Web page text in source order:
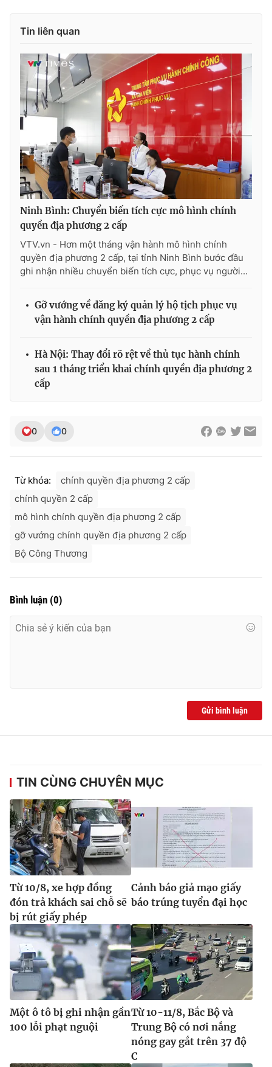
Liên hệ quảng cáo:
® Cấm sao chép dưới mọi hình thức nếu không có sự chấp
thuận bằng văn bản. Ghi rõ nguồn VTV.vn khi phát hành lại
Tin liên quan
Ninh Bình: Chuyển biến tích cực mô hình chính
quyền địa phương 2 cấp
VTV.vn - Hơn một tháng vận hành mô hình chính
quyền địa phương 2 cấp, tại tỉnh Ninh Bình bước đầu
ghi nhận nhiều chuyển biến tích cực, phục vụ người...
Gỡ vướng về đăng ký quản lý hộ tịch phục vụ
vận hành chính quyền địa phương 2 cấp
Hà Nội: Thay đổi rõ rệt về thủ tục hành chính
sau 1 tháng triển khai chính quyền địa phương 2
cấp
0 0
Từ khóa:
chính quyền địa phương 2 cấp
chính quyền 2 cấp
mô hình chính quyền địa phương 2 cấp
gỡ vướng chính quyền địa phương 2 cấp
Bộ Công Thương
Bình luận (0)
Gửi bình luận
TIN CÙNG CHUYÊN MỤC
Từ 10/8, xe hợp đồng
đón trả khách sai chỗ sẽ
bị rút giấy phép
Cảnh báo giả mạo giấy
báo trúng tuyển đại học
Một ô tô bị ghi nhận gần
100 lỗi phạt nguội
Từ 10-11/8, Bắc Bộ và
Trung Bộ có nơi nắng
nóng gay gắt trên 37 độ
C